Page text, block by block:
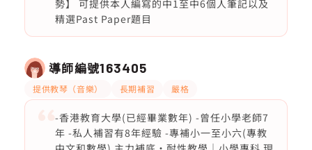
勢】 可提供本人編寫的中1至中6個人筆記以及
精選Past Paper題目
導師編號163405
提供教琴（音樂） 長期補習 嚴格
-香港教育大學(已經畢業數年) -曾任小學老師7
年 -私人補習有8年經驗 -專補小一至小六(專教